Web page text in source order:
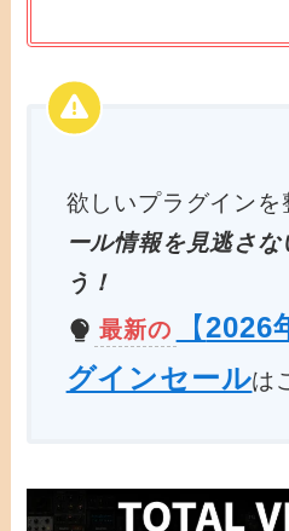
欲しいプラグインを
ール情報を見逃さ
う！
最新の
【2026
グインセールは